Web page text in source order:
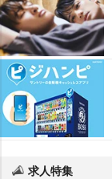
求人特集